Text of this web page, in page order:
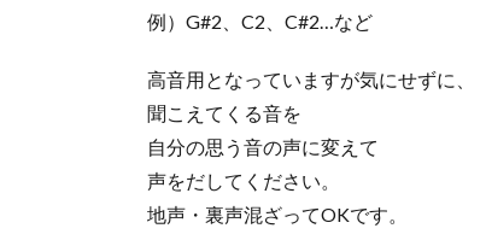
例）G#2、C2、C#2…など
高音用となっていますが気にせずに、
聞こえてくる音を
自分の思う音の声に変えて
声をだしてください。
地声・裏声混ざってOKです。